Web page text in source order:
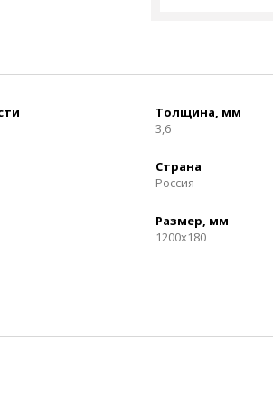
Толщина, мм
3,6
Страна
Россия
Размер, мм
1200x180